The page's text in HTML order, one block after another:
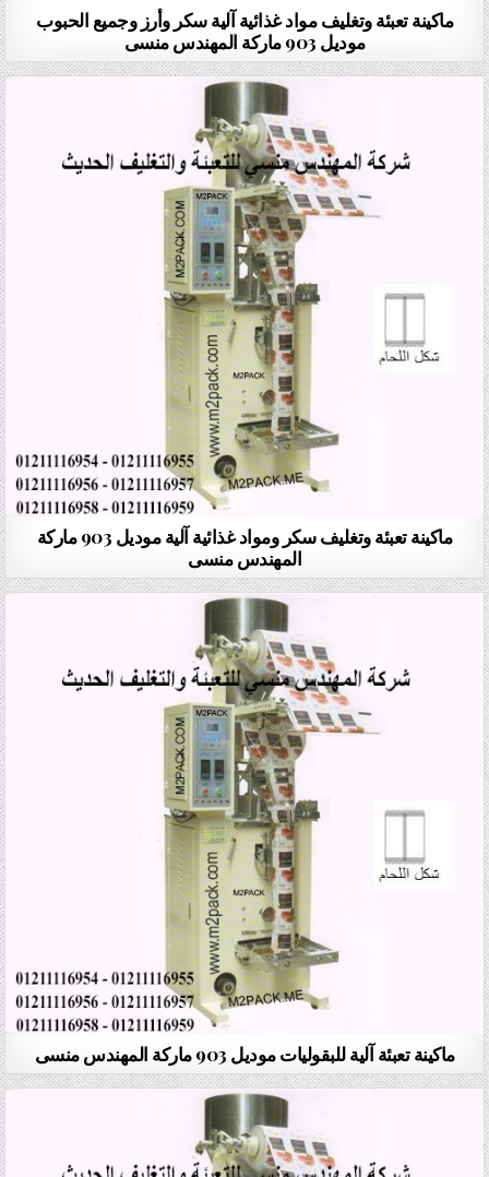
ماكينة تعبئة وتغليف مواد غذائية آلية سكر وأرز وجميع الحبوب
موديل 903 ماركة المهندس منسى
ماكينة تعبئة وتغليف سكر ومواد غذائية آلية موديل 903 ماركة
المهندس منسى
ماكينة تعبئة آلية للبقوليات موديل 903 ماركة المهندس منسى